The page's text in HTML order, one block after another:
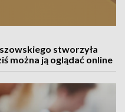
stworzyła
można ją oglądać online